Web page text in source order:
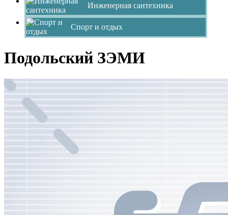
Инженерная сантехника
Спорт и отдых
Подольский ЗЭМИ